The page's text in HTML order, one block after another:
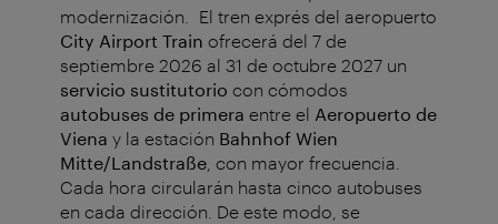
modernización. El tren exprés del aeropuerto
City Airport Train ofrecerá del 7 de
septiembre 2026 al 31 de octubre 2027 un
servicio sustitutorio con cómodos
autobuses de primera entre el Aeropuerto de
Viena y la estación Bahnhof Wien
Mitte/Landstraße , con mayor frecuencia.
Cada hora circularán hasta cinco autobuses
en cada dirección. De este modo, se